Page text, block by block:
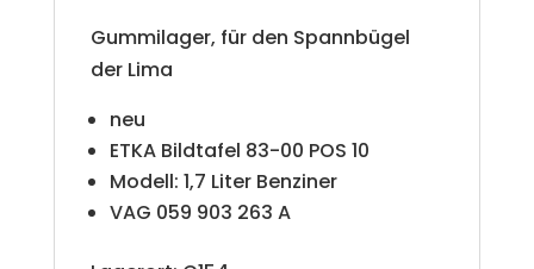
Gummilager, für den Spannbügel
der Lima
neu
ETKA Bildtafel 83-00 POS 10
Modell: 1,7 Liter Benziner
VAG 059 903 263 A